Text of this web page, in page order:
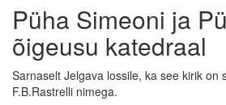
Püha Simeoni ja
õigeusu katedraal
Sarnaselt Jelgava lossile, ka see kirik on
F.B.Rastrelli nimega.